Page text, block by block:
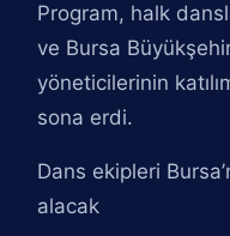
Program, halk
ve Bursa
yöneticilerinin
sona erdi.
Dans ekipleri
alacak